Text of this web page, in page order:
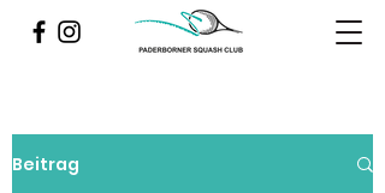
Beitrag